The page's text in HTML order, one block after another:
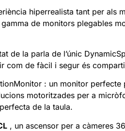
hiperrealista tant per als
de monitors plegables
de la parla de l’únic
com de fàcil i segur és
: un monitor perfecte
motoritzades per a
de la taula.
, un ascensor per a càmeres